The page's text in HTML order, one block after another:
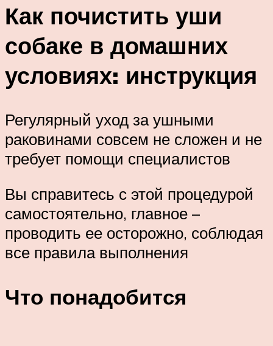
Как почистить уши
собаке в домашних
условиях: инструкция
Регулярный уход за ушными
раковинами совсем не сложен и не
требует помощи специалистов
Вы справитесь с этой процедурой
самостоятельно, главное –
проводить ее осторожно, соблюдая
все правила выполнения
Что понадобится